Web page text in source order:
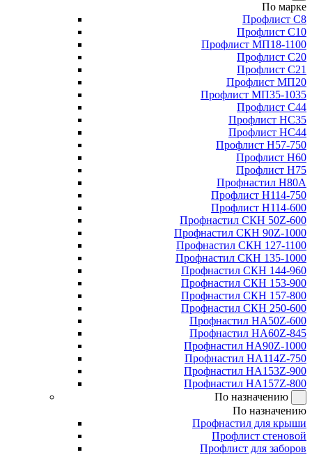
По марке
Профлист С8
Профлист С10
Профлист МП18-1100
Профлист С20
Профлист С21
Профлист МП20
Профлист МП35-1035
Профлист С44
Профлист НС35
Профлист НС44
Профлист Н57-750
Профлист Н60
Профлист Н75
Профнастил Н80А
Профлист Н114-750
Профлист Н114-600
Профнастил СКН 50Z-600
Профнастил СКН 90Z-1000
Профнастил СКН 127-1100
Профнастил СКН 135-1000
Профнастил СКН 144-960
Профнастил СКН 153-900
Профнастил СКН 157-800
Профнастил СКН 250-600
Профнастил НА50Z-600
Профнастил НА60Z-845
Профнастил НА90Z-1000
Профнастил НА114Z-750
Профнастил НА153Z-900
Профнастил НА157Z-800
По назначению
По назначению
Профнастил для крыши
Профлист стеновой
Профлист для заборов